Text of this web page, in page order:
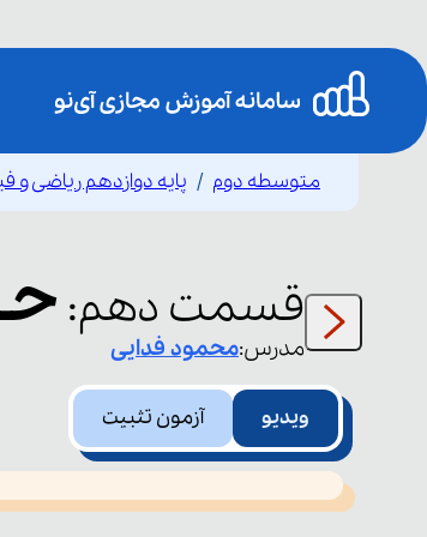
متوسطه دوم پایه دوازدهم ریاضی و
قسمت دهم:
مدرس:محمودفدایی
ویدیو آزمون تثبیت
This
is